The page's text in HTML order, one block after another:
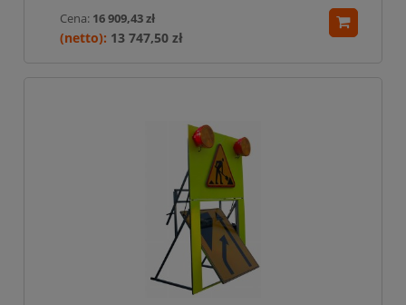
Cena: 16 909,43 zł
13 747,50 zł